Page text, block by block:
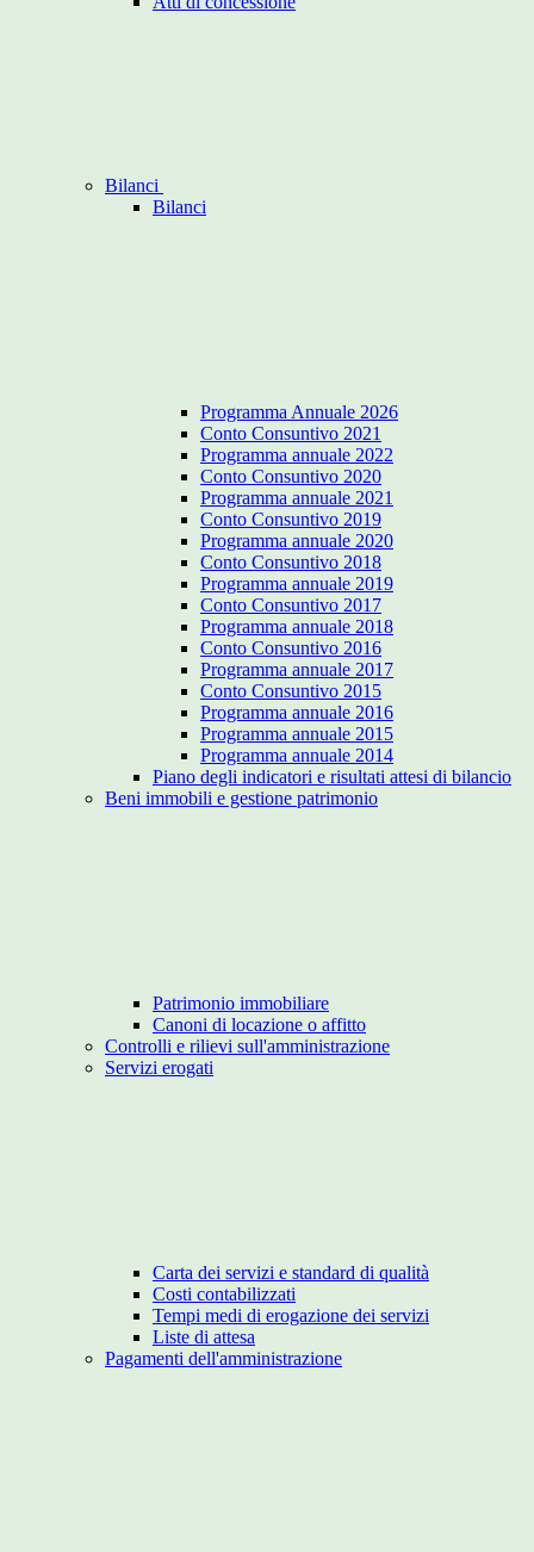
Bilanci
Bilanci
Programma Annuale 2026
Conto Consuntivo 2021
Programma annuale 2022
Conto Consuntivo 2020
Programma annuale 2021
Conto Consuntivo 2019
Programma annuale 2020
Conto Consuntivo 2018
Programma annuale 2019
Conto Consuntivo 2017
Programma annuale 2018
Conto Consuntivo 2016
Programma annuale 2017
Conto Consuntivo 2015
Programma annuale 2016
Programma annuale 2015
Programma annuale 2014
Piano degli indicatori e risultati attesi di bilancio
Beni immobili e gestione patrimonio
Patrimonio immobiliare
Canoni di locazione o affitto
Controlli e rilievi sull'amministrazione
Servizi erogati
Carta dei servizi e standard di qualità
Costi contabilizzati
Tempi medi di erogazione dei servizi
Liste di attesa
Pagamenti dell'amministrazione